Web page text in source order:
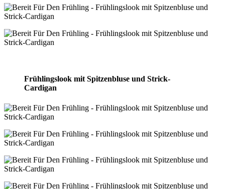
Frühlingslook mit Spitzenbluse und Strick-
Cardigan